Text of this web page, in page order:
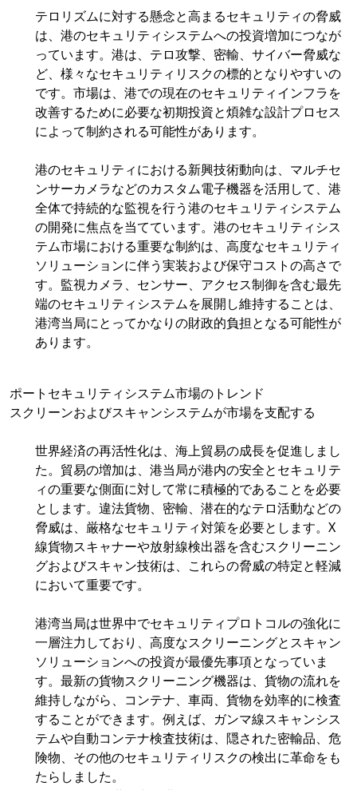
テロリズムに対する懸念と高まるセキュリティの脅威
は、港のセキュリティシステムへの投資増加につなが
っています。港は、テロ攻撃、密輸、サイバー脅威な
ど、様々なセキュリティリスクの標的となりやすいの
です。市場は、港での現在のセキュリティインフラを
改善するために必要な初期投資と煩雑な設計プロセス
によって制約される可能性があります。
港のセキュリティにおける新興技術動向は、マルチセ
ンサーカメラなどのカスタム電子機器を活用して、港
全体で持続的な監視を行う港のセキュリティシステム
の開発に焦点を当てています。港のセキュリティシス
テム市場における重要な制約は、高度なセキュリティ
ソリューションに伴う実装および保守コストの高さで
す。監視カメラ、センサー、アクセス制御を含む最先
端のセキュリティシステムを展開し維持することは、
港湾当局にとってかなりの財政的負担となる可能性が
あります。
ポートセキュリティシステム市場のトレンド
スクリーンおよびスキャンシステムが市場を支配する
世界経済の再活性化は、海上貿易の成長を促進しまし
た。貿易の増加は、港当局が港内の安全とセキュリテ
ィの重要な側面に対して常に積極的であることを必要
とします。違法貨物、密輸、潜在的なテロ活動などの
脅威は、厳格なセキュリティ対策を必要とします。X
線貨物スキャナーや放射線検出器を含むスクリーニン
グおよびスキャン技術は、これらの脅威の特定と軽減
において重要です。
港湾当局は世界中でセキュリティプロトコルの強化に
一層注力しており、高度なスクリーニングとスキャン
ソリューションへの投資が最優先事項となっていま
す。最新の貨物スクリーニング機器は、貨物の流れを
維持しながら、コンテナ、車両、貨物を効率的に検査
することができます。例えば、ガンマ線スキャンシス
テムや自動コンテナ検査技術は、隠された密輸品、危
険物、その他のセキュリティリスクの検出に革命をも
たらしました。